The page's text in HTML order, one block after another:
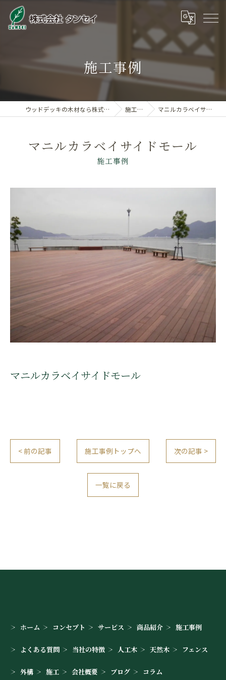
施工事例
ウッドデッキの木材なら株式会社タンセイ 施工事例 マニルカラベイサイドモール
施工事例
マニルカラベイサイドモール
マニルカラベイサイドモール
< 前の記事 施工事例トップへ 次の記事 >
一覧に戻る
ホーム コンセプト サービス 商品紹介 施工事例
よくある質問 当社の特徴 人工木 天然木 フェンス
外構 施工 会社概要 ブログ コラム